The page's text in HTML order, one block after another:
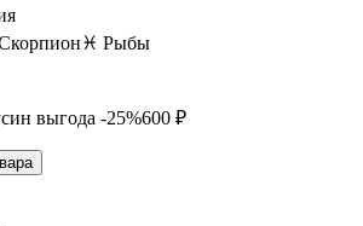
♓ Рыбы
выгода -25%600 ₽